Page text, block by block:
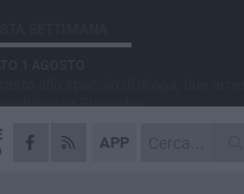
APP
a Bisceglie
31 LUGLIO
l'appuntamento con la Pastasciutta